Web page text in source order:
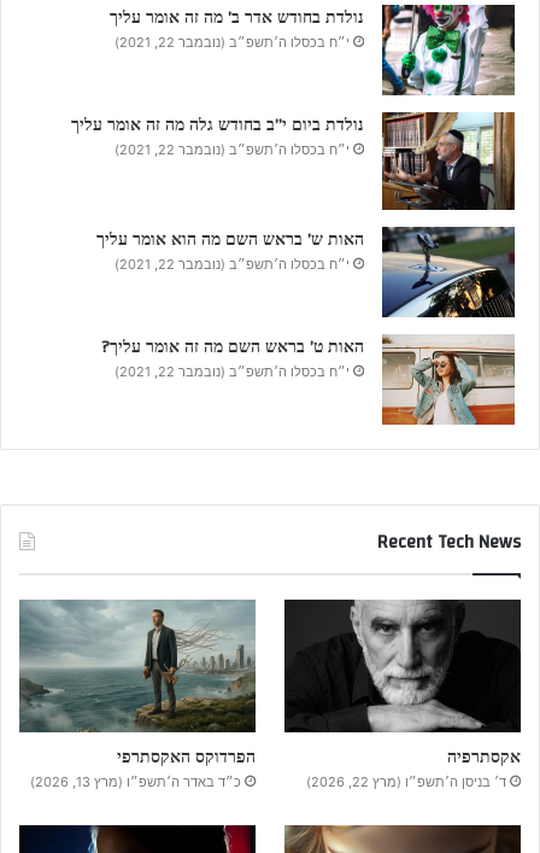
נולדת בחודש אדר ב’ מה זה אומר עליך
י״ח בכסלו ה׳תשפ״ב (נובמבר 22, 2021)
נולדת ביום י”ב בחודש גלה מה זה אומר עליך
י״ח בכסלו ה׳תשפ״ב (נובמבר 22, 2021)
האות ש’ בראש השם מה הוא אומר עליך
י״ח בכסלו ה׳תשפ״ב (נובמבר 22, 2021)
האות ט’ בראש השם מה זה אומר עליך?
י״ח בכסלו ה׳תשפ״ב (נובמבר 22, 2021)
Recent Tech News
אקסתרפיה
ד׳ בניסן ה׳תשפ״ו (מרץ 22, 2026)
הפרדוקס האקסתרפי
כ״ד באדר ה׳תשפ״ו (מרץ 13, 2026)